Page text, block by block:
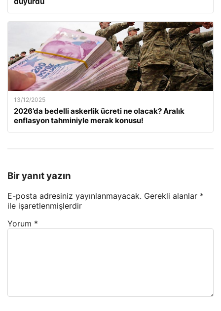
13/12/2025
2026’da bedelli askerlik ücreti ne olacak? Aralık
enflasyon tahminiyle merak konusu!
Bir yanıt yazın
E-posta adresiniz yayınlanmayacak. Gerekli alanlar *
ile işaretlenmişlerdir
Yorum *